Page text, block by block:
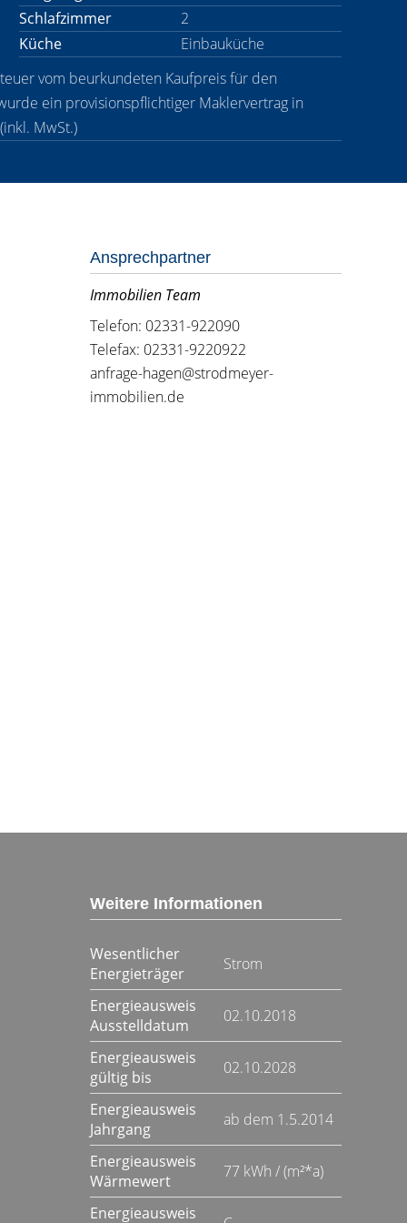
Schlafzimmer
2
Küche
Einbauküche
vom beurkundeten Kaufpreis für den
ein provisionspflichtiger Maklervertrag in
MwSt.)
Ansprechpartner
Immobilien Team
Telefon: 02331-922090
Telefax: 02331-9220922
anfrage-hagen@strodmeyer-
immobilien.de
Weitere Informationen
Wesentlicher
Energieträger
Strom
Energieausweis
Ausstelldatum
02.10.2018
Energieausweis
gültig bis
02.10.2028
Energieausweis
Jahrgang
ab dem 1.5.2014
Energieausweis
Wärmewert
77 kWh / (m²*a)
Energieausweis